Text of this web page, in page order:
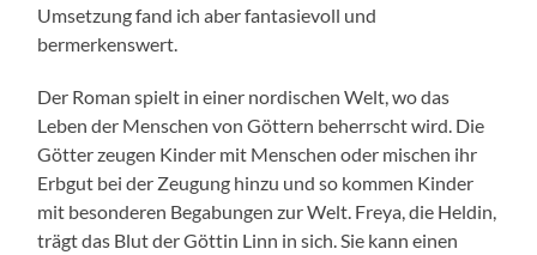
Umsetzung fand ich aber fantasievoll und
bermerkenswert.
Der Roman spielt in einer nordischen Welt, wo das
Leben der Menschen von Göttern beherrscht wird. Die
Götter zeugen Kinder mit Menschen oder mischen ihr
Erbgut bei der Zeugung hinzu und so kommen Kinder
mit besonderen Begabungen zur Welt. Freya, die Heldin,
trägt das Blut der Göttin Linn in sich. Sie kann einen